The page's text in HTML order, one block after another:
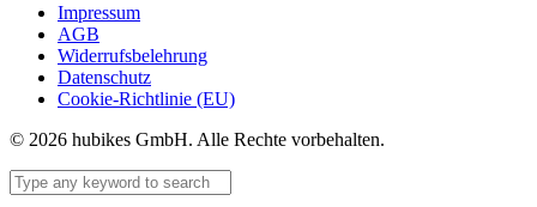
Impressum
AGB
Widerrufsbelehrung
Datenschutz
Cookie-Richtlinie (EU)
© 2026 hubikes GmbH. Alle Rechte vorbehalten.